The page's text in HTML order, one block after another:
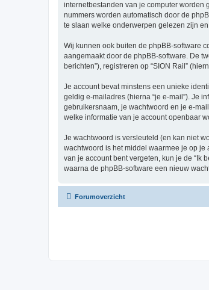
internetbestanden van je computer worden
nummers worden automatisch door de
te slaan welke onderwerpen gelezen zijn
Wij kunnen ook buiten de phpBB-software
aangemaakt door de phpBB-software. De
berichten”), registreren op “SION Rail”
Je account bevat minstens een unieke
geldig e-mailadres (hierna “je e-mail”). Je
gebruikersnaam, je wachtwoord en je e-
welke informatie van je account openbaar
Je wachtwoord is versleuteld (en kan niet
wachtwoord is het middel waarmee je op je
van je account bent vergeten, kun je de “Ik
waarna de phpBB-software een nieuw
Forumoverzicht